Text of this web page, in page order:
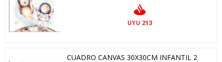
UYU 213
CUADRO CANVAS 30X30CM INFANTIL 2